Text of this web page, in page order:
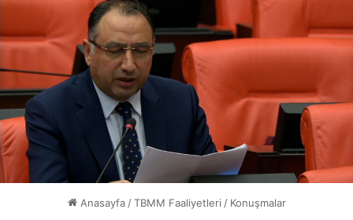
Anasayfa / TBMM Faaliyetleri / Konuşmalar